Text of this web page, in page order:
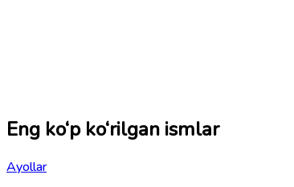
Eng ko‘p ko‘rilgan ismlar
Ayollar